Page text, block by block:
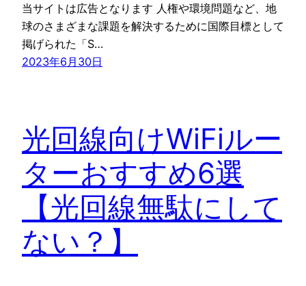
当サイトは広告となります 人権や環境問題など、地
球のさまざまな課題を解決するために国際目標として
掲げられた「S…
2023年6月30日
光回線向けWiFiルー
ターおすすめ6選
【光回線無駄にして
ない？】